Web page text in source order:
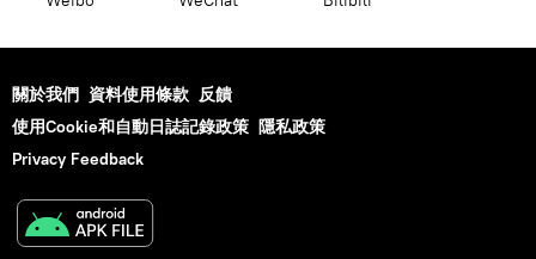
關於我們 資料使用條款 反饋
使用Cookie和自動日誌記錄政策 隱私政策
Privacy Feedback